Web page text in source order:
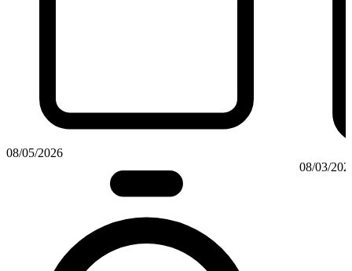
08/05/2026
08/03/